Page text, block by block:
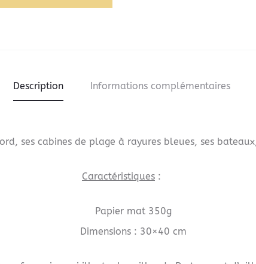
Description Informations complémentaires
ses cabines de plage à rayures bleues, ses
Caractéristiques :
Papier mat 350g
Dimensions : 30×40 cm